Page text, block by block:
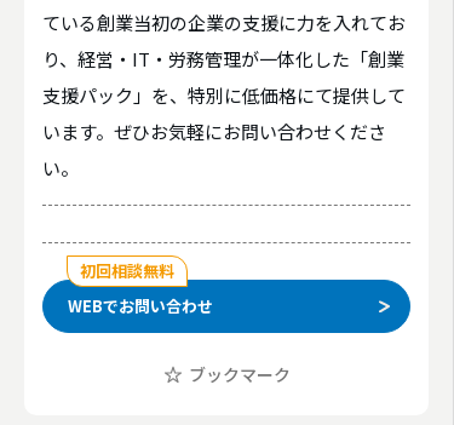
ている創業当初の企業の支援に力を入れてお
り、経営・IT・労務管理が一体化した「創業
支援パック」を、特別に低価格にて提供して
います。ぜひお気軽にお問い合わせくださ
い。
初回相談無料
WEBでお問い合わせ
ブックマーク